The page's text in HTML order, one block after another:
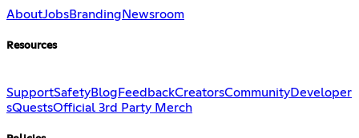
AboutJobsBranding Newsroom
Resources
SupportSafetyBlog FeedbackCreatorsCommunityDeveloper
sQuestsOfficial 3rd Party Merch